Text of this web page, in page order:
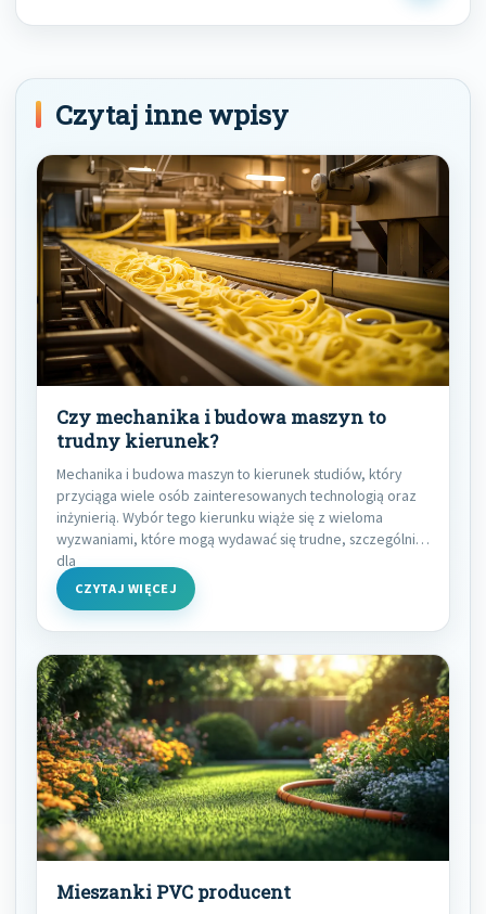
Post
Czytaj inne wpisy
Czy mechanika i budowa maszyn to
trudny kierunek?
Mechanika i budowa maszyn to kierunek studiów, który
przyciąga wiele osób zainteresowanych technologią oraz
inżynierią. Wybór tego kierunku wiąże się z wieloma
wyzwaniami, które mogą wydawać się trudne, szczególnie
dla
CZYTAJ WIĘCEJ
Mieszanki PVC producent